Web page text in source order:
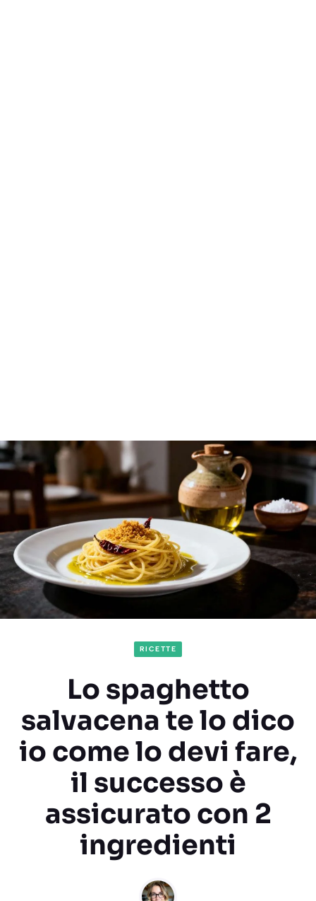
RICETTE
Lo spaghetto
salvacena te lo dico
io come lo devi fare,
il successo è
assicurato con 2
ingredienti